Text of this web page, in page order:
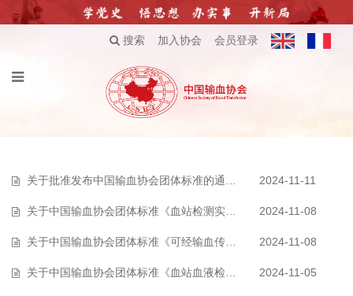
搜索 加入协会 会员登录
关于批准发布中国输血协会团体标准的通知（2024） 2024-11-11
关于中国输血协会团体标准《血站检测实验室室间质量评价要求》征求意见的通… 2024-11-08
关于中国输血协会团体标准《可经输血传播感染病原体核酸筛查技术要求》征求… 2024-11-08
关于中国输血协会团体标准《血站血液检测实验室质量监测指标》征求意见的通… 2024-11-05